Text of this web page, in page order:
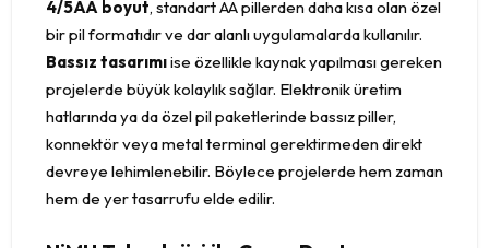
4/5AA boyut, standart AA pillerden daha kısa olan özel
bir pil formatıdır ve dar alanlı uygulamalarda kullanılır.
Bassız tasarımıise özellikle kaynak yapılması gereken
projelerde büyük kolaylık sağlar. Elektronik üretim
hatlarında ya da özel pil paketlerinde bassız piller,
konnektör veya metal terminal gerektirmeden direkt
devreye lehimlenebilir. Böylece projelerde hem zaman
hem de yer tasarrufu elde edilir.